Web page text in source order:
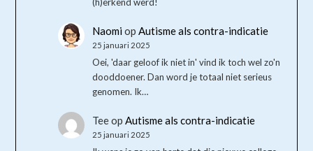
NaomiopAutisme als contra-indicatie
25 januari 2025
Oei, 'daar geloof ik niet in' vind ik toch wel zo'n
dooddoener. Dan word je totaal niet serieus
genomen. Ik…
TeeopAutisme als contra-indicatie
25 januari 2025